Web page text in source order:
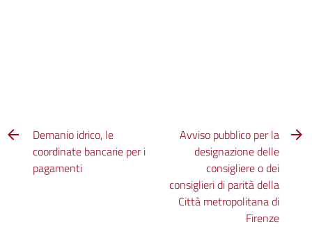
Demanio idrico, le
coordinate bancarie per i
pagamenti
Avviso pubblico per la
designazione delle
consigliere o dei
consiglieri di parità della
Città metropolitana di
Firenze